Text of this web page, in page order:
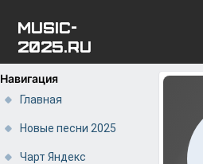
MUSIC-
2025.RU
Навигация
Главная
Новые песни 2025
Чарт Яндекс